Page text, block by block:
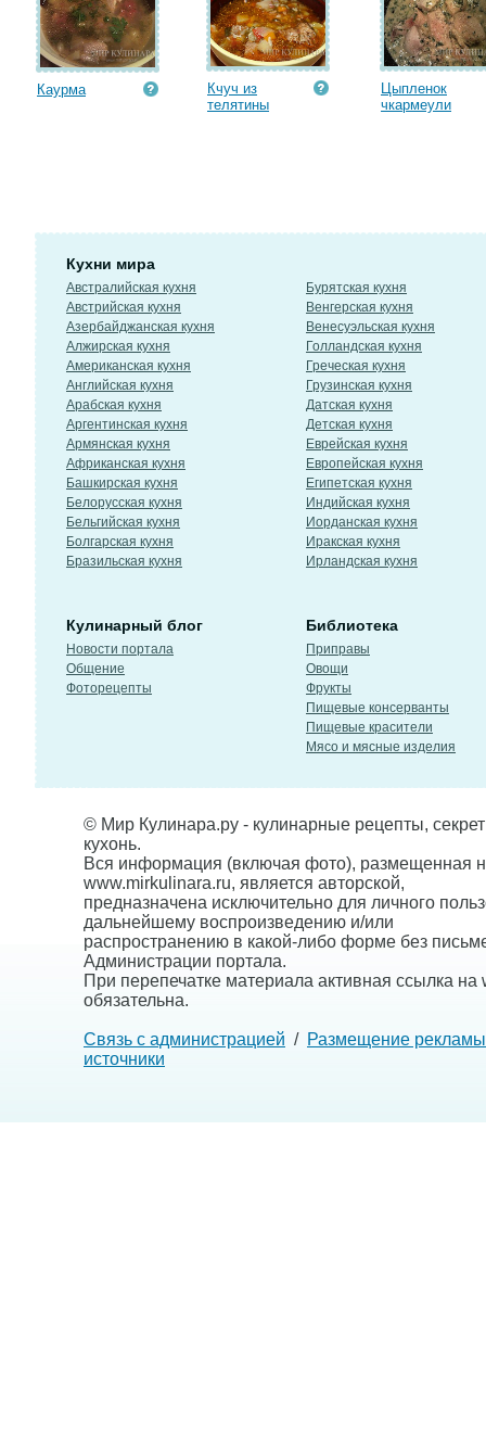
Каурма
Кчуч из
телятины
Цыпленок
чкармеули
Кухни мира
Австралийская кухня
Австрийская кухня
Азербайджанская кухня
Алжирская кухня
Американская кухня
Английская кухня
Арабская кухня
Аргентинская кухня
Армянская кухня
Африканская кухня
Башкирская кухня
Белорусская кухня
Бельгийская кухня
Болгарская кухня
Бразильская кухня
Бурятская кухня
Венгерская кухня
Венесуэльская кухня
Голландская кухня
Греческая кухня
Грузинская кухня
Датская кухня
Детская кухня
Еврейская кухня
Европейская кухня
Египетская кухня
Индийская кухня
Иорданская кухня
Иракская кухня
Ирландская кухня
Кулинарный блог
Новости портала
Общение
Фоторецепты
Библиотека
Приправы
Овощи
Фрукты
Пищевые консерванты
Пищевые красители
Мясо и мясные изделия
© Мир Кулинара.ру - кулинарные рецепты,
кухонь.
Вся информация (включая фото), размещенная
www.mirkulinara.ru, является авторской,
предназначена исключительно для личного
дальнейшему воспроизведению и/или
распространению в какой-либо форме без
Администрации портала.
При перепечатке материала активная ссылка на
обязательна.
Связь с администрацией / Размещение рекламы
источники